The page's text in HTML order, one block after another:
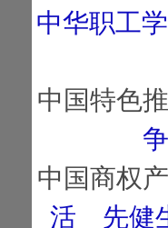
中华职工
中国特色
中国商权
活
先健